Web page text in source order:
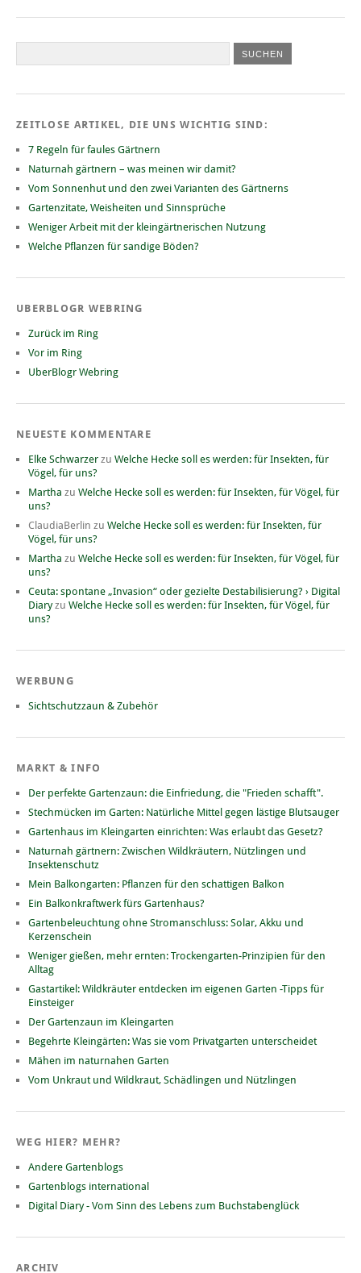
ZEITLOSE ARTIKEL, DIE UNS WICHTIG SIND:
7 Regeln für faules Gärtnern
Naturnah gärtnern – was meinen wir damit?
Vom Sonnenhut und den zwei Varianten des Gärtnerns
Gartenzitate, Weisheiten und Sinnsprüche
Weniger Arbeit mit der kleingärtnerischen Nutzung
Welche Pflanzen für sandige Böden?
UBERBLOGR WEBRING
Zurück im Ring
Vor im Ring
UberBlogr Webring
NEUESTE KOMMENTARE
Elke Schwarzer zu Welche Hecke soll es werden: für Insekten, für
Vögel, für uns?
Martha zu Welche Hecke soll es werden: für Insekten, für Vögel, für
uns?
ClaudiaBerlin zu Welche Hecke soll es werden: für Insekten, für
Vögel, für uns?
Martha zu Welche Hecke soll es werden: für Insekten, für Vögel, für
uns?
Ceuta: spontane „Invasion“ oder gezielte Destabilisierung? › Digital
Diaryzu Welche Hecke soll es werden: für Insekten, für Vögel, für
uns?
WERBUNG
Sichtschutzzaun & Zubehör
MARKT & INFO
Der perfekte Gartenzaun: die Einfriedung, die "Frieden schafft".
Stechmücken im Garten: Natürliche Mittel gegen lästige Blutsauger
Gartenhaus im Kleingarten einrichten: Was erlaubt das Gesetz?
Naturnah gärtnern: Zwischen Wildkräutern, Nützlingen und
Insektenschutz
Mein Balkongarten: Pflanzen für den schattigen Balkon
Ein Balkonkraftwerk fürs Gartenhaus?
Gartenbeleuchtung ohne Stromanschluss: Solar, Akku und
Kerzenschein
Weniger gießen, mehr ernten: Trockengarten-Prinzipien für den
Alltag
Gastartikel: Wildkräuter entdecken im eigenen Garten -Tipps für
Einsteiger
Der Gartenzaun im Kleingarten
Begehrte Kleingärten: Was sie vom Privatgarten unterscheidet
Mähen im naturnahen Garten
Vom Unkraut und Wildkraut, Schädlingen und Nützlingen
WEG HIER? MEHR?
Andere Gartenblogs
Gartenblogs international
Digital Diary - Vom Sinn des Lebens zum Buchstabenglück
ARCHIV